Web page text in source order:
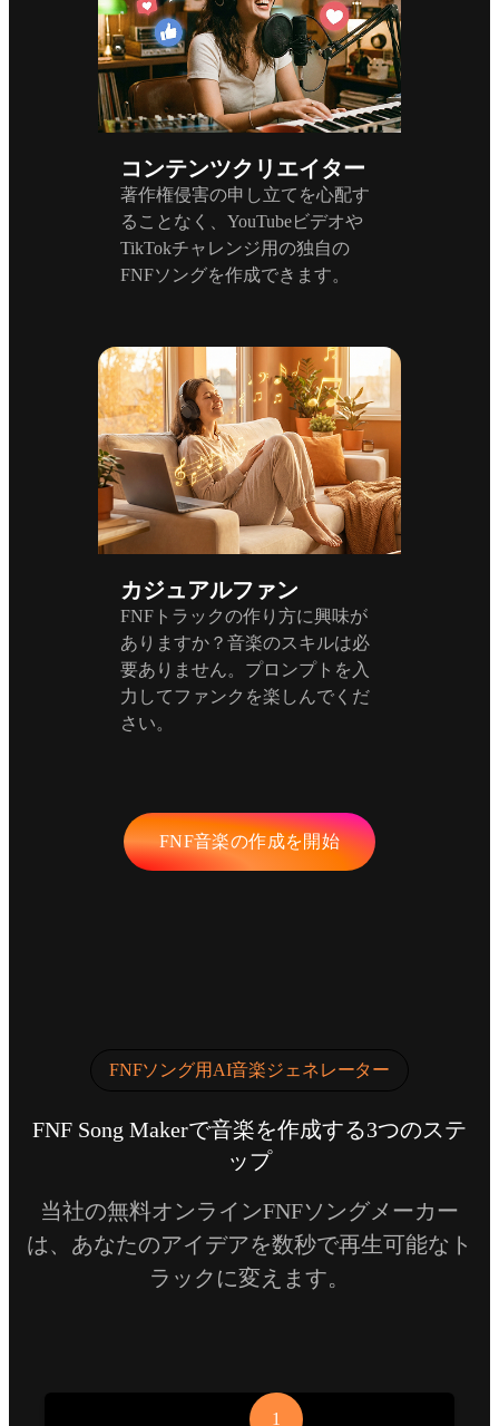
コンテンツクリエイター
著作権侵害の申し立てを心配す
ることなく、YouTubeビデオや
TikTokチャレンジ用の独自の
FNFソングを作成できます。
カジュアルファン
FNFトラックの作り方に興味が
ありますか？音楽のスキルは必
要ありません。プロンプトを入
力してファンクを楽しんでくだ
さい。
FNF音楽の作成を開始
FNFソング用AI音楽ジェネレーター
FNF Song Makerで音楽を作成する3つのステ
ップ
当社の無料オンラインFNFソングメーカー
は、あなたのアイデアを数秒で再生可能なト
ラックに変えます。
1